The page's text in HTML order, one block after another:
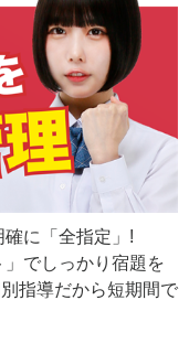
に「全指定」!
でしっかり宿題を
指導だから短期間で